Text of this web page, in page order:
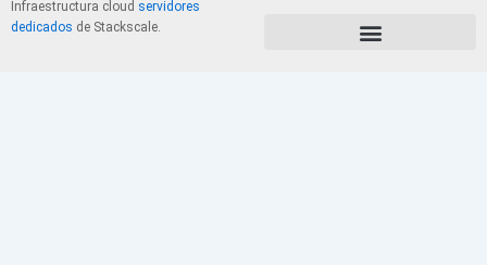
Infraestructura cloud servidores
dedicados de Stackscale.